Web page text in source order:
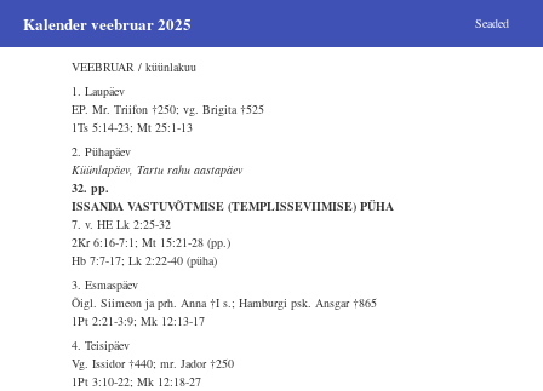
Kalender veebruar 2025 Seaded
VEEBRUAR / küünlakuu
1. Laupäev
EP. Mr. Triifon †250; vg. Brigita †525
1Ts 5:14-23; Mt 25:1-13
2. Pühapäev
Küünlapäev, Tartu rahu aastapäev
32. pp.
ISSANDA VASTUVÕTMISE (TEMPLISSEVIIMISE) PÜHA
7. v. HE Lk 2:25-32
2Kr 6:16-7:1; Mt 15:21-28 (pp.)
Hb 7:7-17; Lk 2:22-40 (püha)
3. Esmaspäev
Õigl. Siimeon ja prh. Anna †I s.; Hamburgi psk. Ansgar †865
1Pt 2:21-3:9; Mk 12:13-17
4. Teisipäev
Vg. Issidor †440; mr. Jador †250
1Pt 3:10-22; Mk 12:18-27